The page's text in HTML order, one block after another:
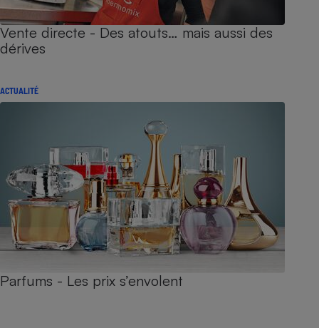
Vente directe - Des atouts… mais aussi des
dérives
ACTUALITÉ
Parfums - Les prix s’envolent